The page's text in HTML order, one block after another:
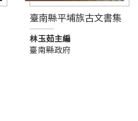
臺南縣平埔族古文書集
林玉茹主編
臺南縣政府